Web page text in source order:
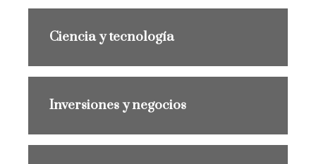
Ciencia y tecnología
Inversiones y negocios